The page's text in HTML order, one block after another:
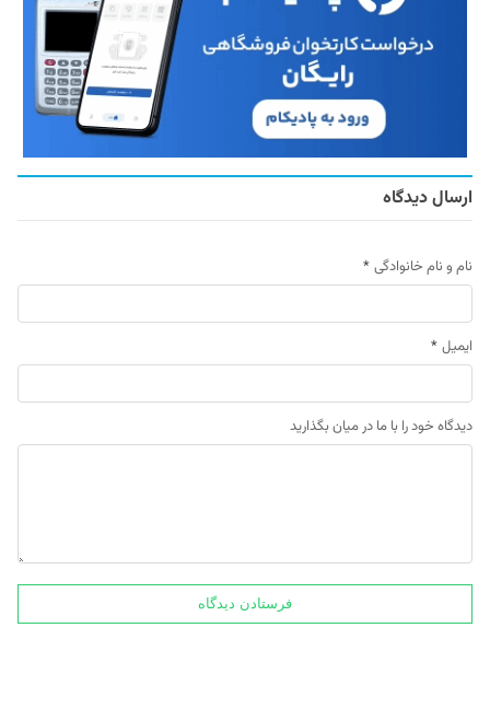
ارسال دیدگاه
نام و نام خانوادگی *
ایمیل *
دیدگاه خود را با ما در میان بگذارید